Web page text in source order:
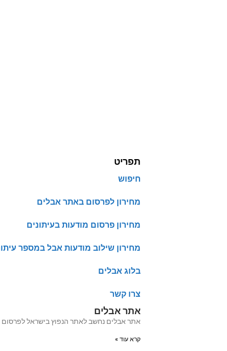
תפריט
חיפוש
מחירון לפרסום באתר אבלים
מחירון פרסום מודעות בעיתונים
מחירון שילוב מודעות אבל במספר
בלוג אבלים
צרו קשר
אתר אבלים
אתר אבלים נחשב לאתר הנפוץ בישראל לפרסום מודעות אבל מעל 20 שנה האתר עבר
קרא עוד »